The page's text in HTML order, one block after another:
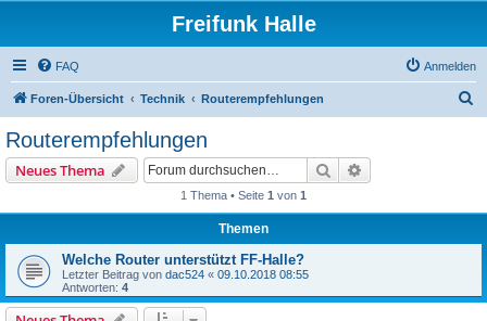
Freifunk Halle
FAQ Anmelden
Foren-Übersicht Technik Routerempfehlungen
Routerempfehlungen
Neues Thema Suche
1 Thema • Seite 1 von 1
Themen
Welche Router unterstützt FF-Halle?
Letzter Beitrag von dac524 « 09.10.2018 08:55
Antworten: 4